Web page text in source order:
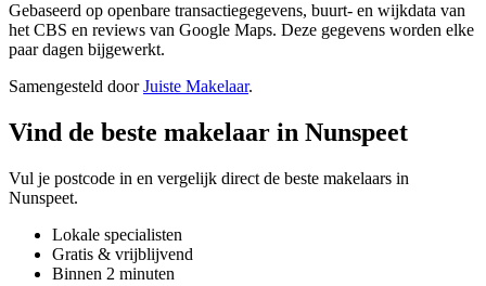
Gebaseerd op openbare transactiegegevens, buurt- en wijkdata van
het CBS en reviews van Google Maps. Deze gegevens worden elke
paar dagen bijgewerkt.
Samengesteld doorJuiste Makelaar.
Vind de beste makelaar in Nunspeet
Vul je postcode in en vergelijk direct de beste makelaars in
Nunspeet.
Lokale specialisten
Gratis & vrijblijvend
Binnen 2 minuten